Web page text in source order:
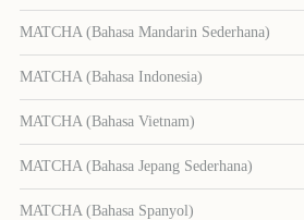
MATCHA (Bahasa Mandarin Sederhana)
MATCHA (Bahasa Indonesia)
MATCHA (Bahasa Vietnam)
MATCHA (Bahasa Jepang Sederhana)
MATCHA (Bahasa Spanyol)